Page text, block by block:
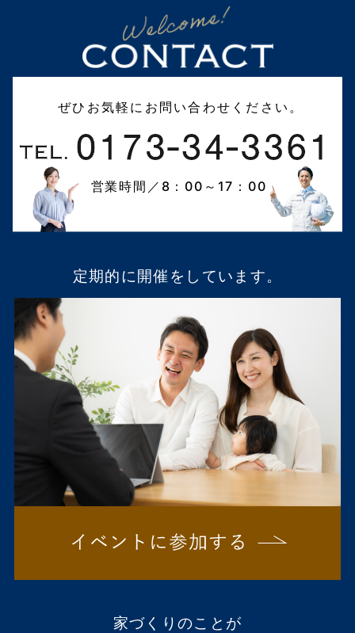
ぜひお気軽にお問い合わせください。
営業時間／8：00～17：00
定期的に開催をしています。
家づくりのことが